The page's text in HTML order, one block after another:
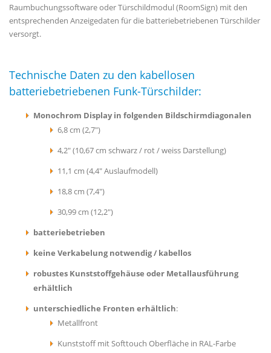
Raumbuchungssoftware oder Türschildmodul (RoomSign) mit den
entsprechenden Anzeigedaten für die batteriebetriebenen Türschilder
versorgt.
Technische Daten zu den kabellosen
batteriebetriebenen Funk-Türschilder:
Monochrom Display in folgenden Bildschirmdiagonalen
6,8 cm (2,7")
4,2" (10,67 cm schwarz / rot / weiss Darstellung)
11,1 cm (4,4" Auslaufmodell)
18,8 cm (7,4")
30,99 cm (12,2")
batteriebetrieben
keine Verkabelung notwendig / kabellos
robustes Kunststoffgehäuse oder Metallausführung
erhältlich
unterschiedliche Fronten erhältlich:
Metallfront
Kunststoff mit Softtouch Oberfläche in RAL-Farbe